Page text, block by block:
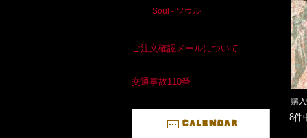
購
8件
Soul - ソウル
ご注文確認メールについて
交通事故110番